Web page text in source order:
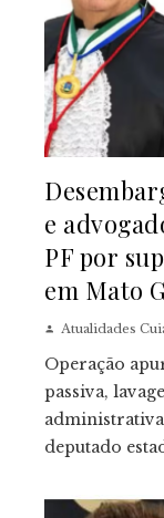
e
PF por
em Mato
Atualidades
Operação
passiva,
deputado